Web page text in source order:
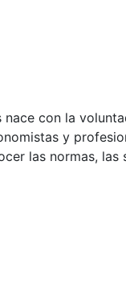
y
las normas, las
la